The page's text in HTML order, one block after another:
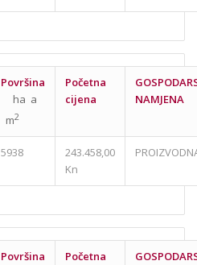
Površina
ha a
m2
Početna
cijena
NAMJENA
5938
243.458,00
Kn
Površina
Početna